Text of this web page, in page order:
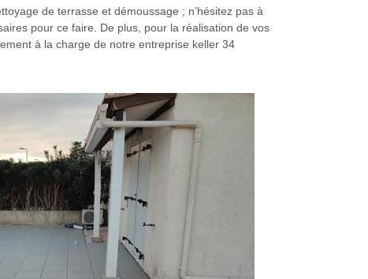
de terrasse et démoussage ; n’hésitez pas à
pour ce faire. De plus, pour la réalisation de vos
à la charge de notre entreprise keller 34